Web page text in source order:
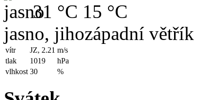
31 °C 15 °C
jasno, jihozápadní větřík
vítr JZ, 2.21 m/s
tlak
1019
hPa
vlhkost 30 %